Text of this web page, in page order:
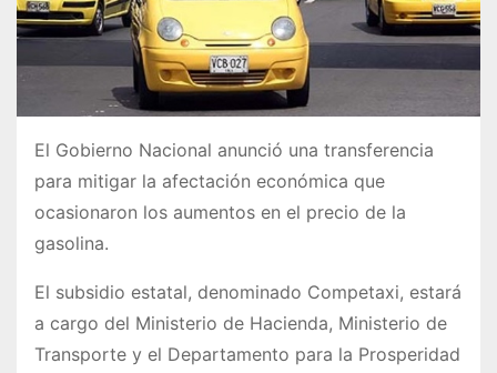
El Gobierno Nacional anunció una transferencia
para mitigar la afectación económica que
ocasionaron los aumentos en el precio de la
gasolina.
El subsidio estatal, denominado Competaxi, estará
a cargo del Ministerio de Hacienda, Ministerio de
Transporte y el Departamento para la Prosperidad